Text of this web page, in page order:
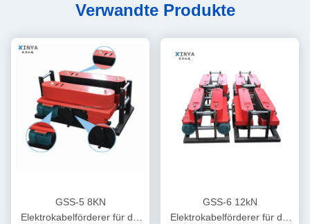
Verwandte Produkte
GSS-5 8KN
Elektrokabelförderer für die
GSS-6 12kN
Elektrokabelförderer für die